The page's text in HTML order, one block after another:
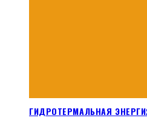
ГИДРОТЕРМАЛЬНАЯ